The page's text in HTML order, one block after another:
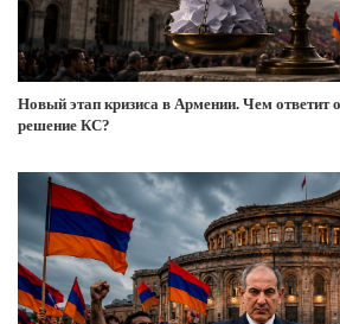
Новый этап кризиса в Армении. Чем ответит
решение КС?